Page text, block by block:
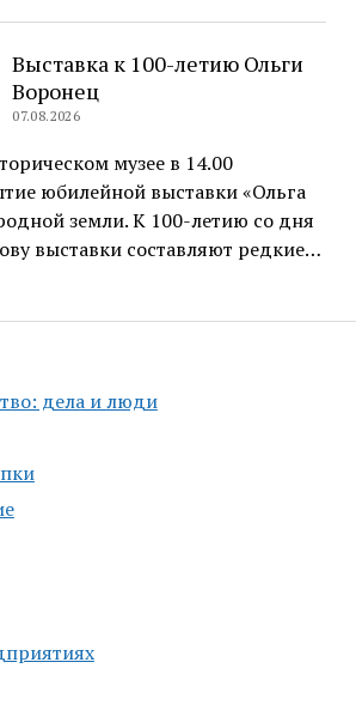
дела и люди
Выставка к 100-летию Ольги
Воронец
07.08.2026
музее в 14.00
юбилейной выставки «Ольга
земли. К 100-летию со дня
выставки составляют редкие…